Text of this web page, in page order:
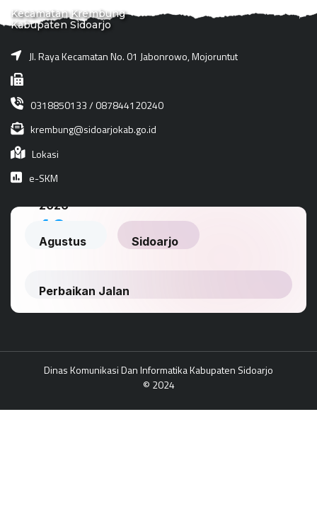
Kecamatan Krembung
Kabupaten Sidoarjo
Jl. Raya Kecamatan No. 01 Jabonrowo, Mojoruntut
0318850133 / 087844120240
krembung@sidoarjokab.go.id
Lokasi
e-SKM
Dinas Komunikasi Dan Informatika Kabupaten Sidoarjo
© 2024